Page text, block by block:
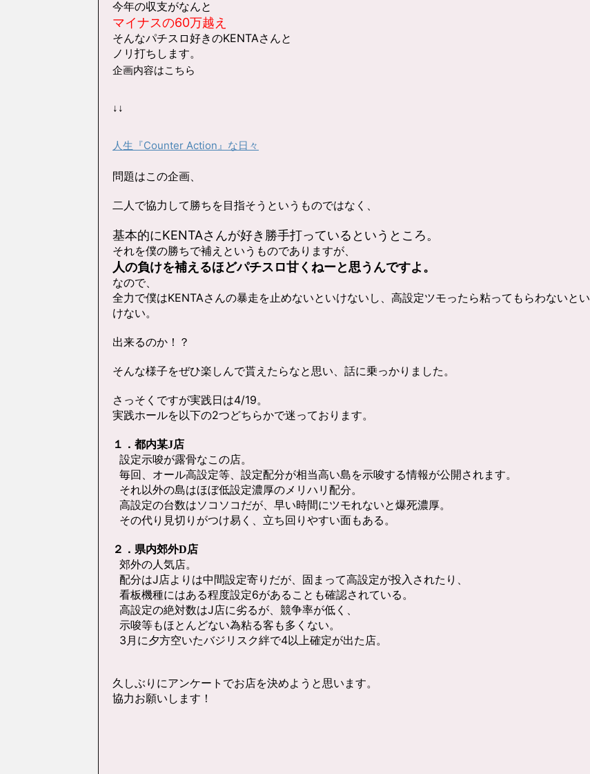
今年の収支がなんと
マイナスの60万越え
そんなパチスロ好きのKENTAさんと
ノリ打ちします。
企画内容はこちら
↓↓
人生『Counter Action』な日々
問題はこの企画、
二人で協力して勝ちを目指そうというものではなく、
基本的にKENTAさんが好き勝手打っているというところ。
それを僕の勝ちで補えというものでありますが、
人の負けを補えるほどパチスロ甘くねーと思うんですよ。
なので、
全力で僕はKENTAさんの暴走を止めないといけないし、高設定ツモったら粘ってもらわないとい
けない。
出来るのか！？
そんな様子をぜひ楽しんで貰えたらなと思い、話に乗っかりました。
さっそくですが実践日は4/19。
実践ホールを以下の2つどちらかで迷っております。
１．都内某J店
設定示唆が露骨なこの店。
毎回、オール高設定等、設定配分が相当高い島を示唆する情報が公開されます。
それ以外の島はほぼ低設定濃厚のメリハリ配分。
高設定の台数はソコソコだが、早い時間にツモれないと爆死濃厚。
その代り見切りがつけ易く、立ち回りやすい面もある。
２．県内郊外D店
郊外の人気店。
配分はJ店よりは中間設定寄りだが、固まって高設定が投入されたり、
看板機種にはある程度設定6があることも確認されている。
高設定の絶対数はJ店に劣るが、競争率が低く、
示唆等もほとんどない為粘る客も多くない。
3月に夕方空いたバジリスク絆で4以上確定が出た店。
久しぶりにアンケートでお店を決めようと思います。
協力お願いします！